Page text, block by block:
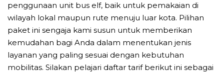
penggunaan unit bus elf, baik untuk pemakaian di
wilayah lokal maupun rute menuju luar kota. Pilihan
paket ini sengaja kami susun untuk memberikan
kemudahan bagi Anda dalam menentukan jenis
layanan yang paling sesuai dengan kebutuhan
mobilitas. Silakan pelajari daftar tarif berikut ini sebagai